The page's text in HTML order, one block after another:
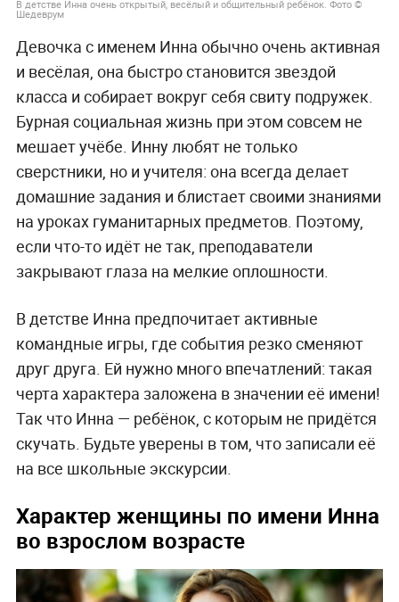
В детстве Инна очень открытый, весёлый и общительный ребёнок. Фото ©
Шедеврум
Девочка с именем Инна обычно очень активная
и весёлая, она быстро становится звездой
класса и собирает вокруг себя свиту подружек.
Бурная социальная жизнь при этом совсем не
мешает учёбе. Инну любят не только
сверстники, но и учителя: она всегда делает
домашние задания и блистает своими знаниями
на уроках гуманитарных предметов. Поэтому,
если что-то идёт не так, преподаватели
закрывают глаза на мелкие оплошности.
В детстве Инна предпочитает активные
командные игры, где события резко сменяют
друг друга. Ей нужно много впечатлений: такая
черта характера заложена в значении её имени!
Так что Инна — ребёнок, с которым не придётся
скучать. Будьте уверены в том, что записали её
на все школьные экскурсии.
Характер женщины по имени Инна
во взрослом возрасте